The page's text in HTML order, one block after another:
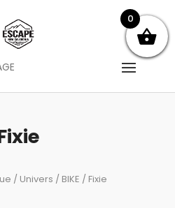
/ Univers / BIKE / Fixie
0